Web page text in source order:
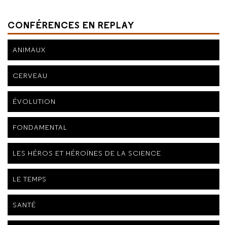
CONFÉRENCES EN REPLAY
ANIMAUX
CERVEAU
ÉVOLUTION
FONDAMENTAL
LES HÉROS ET HÉROÏNES DE LA SCIENCE
LE TEMPS
SANTÉ